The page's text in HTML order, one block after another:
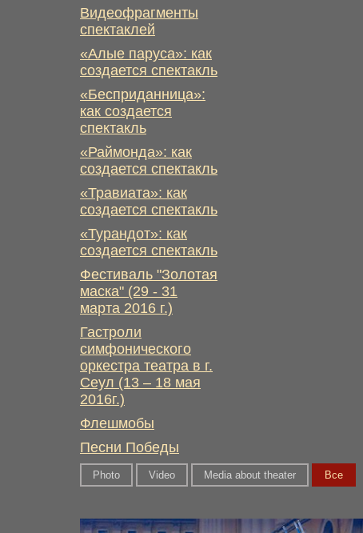
Видеофрагменты
спектаклей
«Алые паруса»: как
создается спектакль
«Бесприданница»:
как создается
спектакль
«Раймонда»: как
создается спектакль
«Травиата»: как
создается спектакль
«Турандот»: как
создается спектакль
Фестиваль "Золотая
маска" (29 - 31
марта 2016 г.)
Гастроли
симфонического
оркестра театра в г.
Сеул (13 – 18 мая
2016г.)
Флешмобы
Песни Победы
Photo Video Media about theater Вce